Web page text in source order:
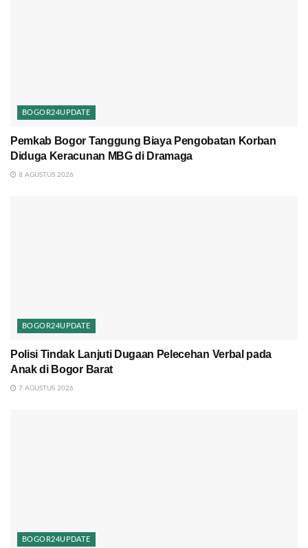
BOGOR24UPDATE
Pemkab Bogor Tanggung Biaya Pengobatan Korban
Diduga Keracunan MBG di Dramaga
8 AGUSTUS 2026
BOGOR24UPDATE
Polisi Tindak Lanjuti Dugaan Pelecehan Verbal pada
Anak di Bogor Barat
7 AGUSTUS 2026
BOGOR24UPDATE